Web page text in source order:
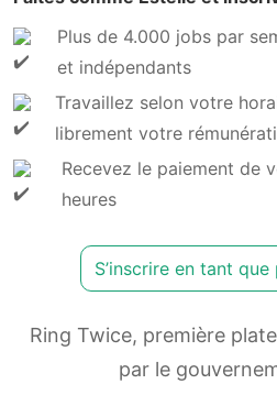
Plus de 4.000 jobs par
et indépendants
Travaillez selon votre
librement votre
Recevez le paiement de
heures
S’inscrire en tant
Ring Twice, première
par le